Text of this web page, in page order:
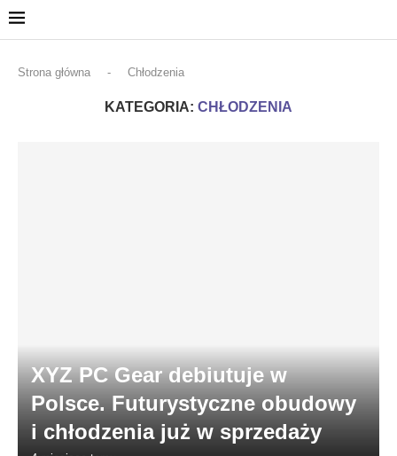
Strona główna - Chłodzenia
KATEGORIA: CHŁODZENIA
XYZ PC Gear debiutuje w
Polsce. Futurystyczne obudowy
i chłodzenia już w sprzedaży